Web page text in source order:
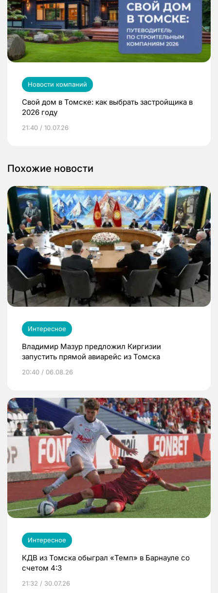
Новости компаний
Свой дом в Томске: как выбрать застройщика в
2026 году
21:40 / 10.07.26
Похожие новости
Интересное
Владимир Мазур предложил Киргизии
запустить прямой авиарейс из Томска
20:40 / 06.08.26
Интересное
КДВ из Томска обыграл «Темп» в Барнауле со
счетом 4:3
21:32 / 30.07.26